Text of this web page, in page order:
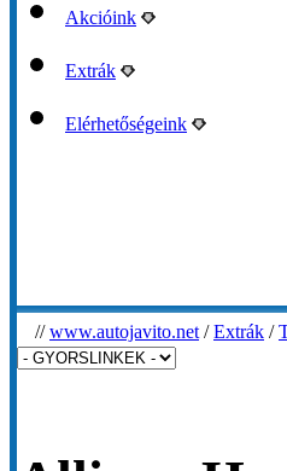
Akcióink
Extrák
Elérhetőségeink
//www.autojavito.net /Extrák /